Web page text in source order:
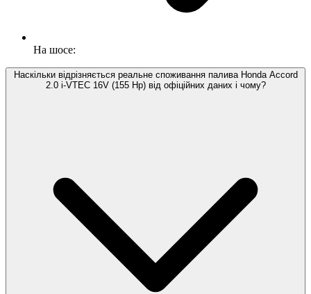
На шосе:
Наскільки відрізняється реальне споживання палива Honda Accord
2.0 i-VTEC 16V (155 Hp) від офіційних даних і чому?